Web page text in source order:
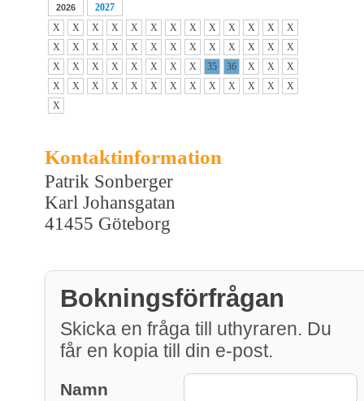
2026
2027
X
X X X X X X X X X X X
X
X
X X X X X X X X X X X
X
X
X X X X X X X 35 36 X X
X
X
X X X X X X X X X X X
X
X
Kontaktinformation
Patrik Sonberger
Karl Johansgatan
41455 Göteborg
Bokningsförfrågan
Skicka en fråga till uthyraren. Du
får en kopia till din e-post.
Namn